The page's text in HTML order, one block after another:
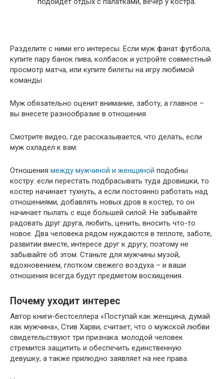
Разделите с ними его интересы. Если муж фанат футбола,
купите пару банок пива, колбасок и устройте совместный
просмотр матча, или купите билеты на игру любимой
команды
Муж обязательно оценит внимание, заботу, а главное –
вы внесете разнообразие в отношения
Смотрите видео, где рассказывается, что делать, если
муж охладел к вам:
Отношения между мужчиной и женщиной подобны
костру: если перестать подбрасывать туда дровишки, то
костер начинает тухнуть, а если постоянно работать над
отношениями, добавлять новых дров в костер, то он
начинает пылать с еще большей силой. Не забывайте
радовать друг друга, любить, ценить, вносить что-то
новое. Два человека рядом нуждаются в теплоте, заботе,
развитии вместе, интересе друг к другу, поэтому не
забывайте об этом. Станьте для мужчины музой,
вдохновением, глотком свежего воздуха – и ваши
отношения всегда будут предметом восхищения.
Почему уходит интерес
Автор книги-бестселлера «Поступай как женщина, думай
как мужчина», Стив Харви, считает, что о мужской любви
свидетельствуют три признака: молодой человек
стремится защитить и обеспечить единственную
девушку, а также прилюдно заявляет на нее права.